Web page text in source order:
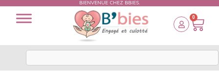
BIENVENUE CHEZ BBIES.
0